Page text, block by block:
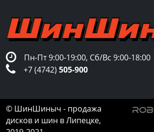
Пн-Пт 9:00-19:00, Сб/Вс 9:00-18:00
+7 (4742) 505-900
© ШинШиныч - продажа
дисков и шин в Липецке,